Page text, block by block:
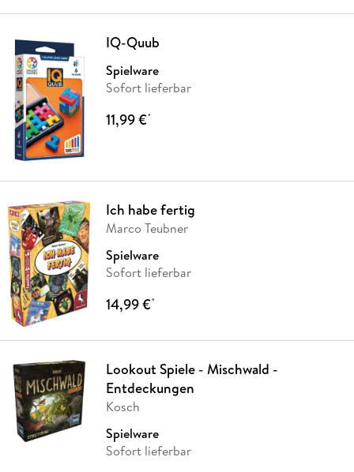
IQ-Quub
Spielware
Sofort lieferbar
11,99 €*
Ich habe fertig
Marco Teubner
Spielware
Sofort lieferbar
14,99 €*
Lookout Spiele - Mischwald -
Entdeckungen
Kosch
Spielware
Sofort lieferbar